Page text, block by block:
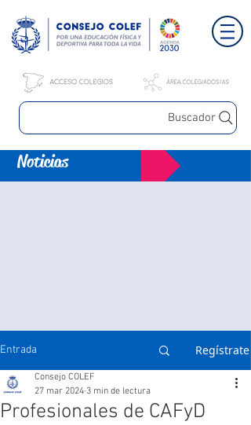
Buscador
Noticias
Entrada Regístrate
Profesionales de CAFyD
Consejo COLEF
27 mar 2024 3 min de lectura